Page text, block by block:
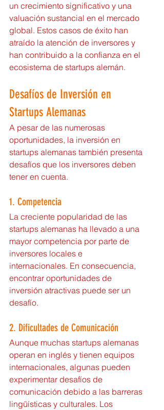
un crecimiento significativo y una
valuación sustancial en el mercado
global. Estos casos de éxito han
atraído la atención de inversores y
han contribuido a la confianza en el
ecosistema de startups alemán.
Desafíos de Inversión en
Startups Alemanas
A pesar de las numerosas
oportunidades, la inversión en
startups alemanas también presenta
desafíos que los inversores deben
tener en cuenta.
1. Competencia
La creciente popularidad de las
startups alemanas ha llevado a una
mayor competencia por parte de
inversores locales e
internacionales. En consecuencia,
encontrar oportunidades de
inversión atractivas puede ser un
desafío.
2. Dificultades de Comunicación
Aunque muchas startups alemanas
operan en inglés y tienen equipos
internacionales, algunas pueden
experimentar desafíos de
comunicación debido a las barreras
lingüísticas y culturales. Los